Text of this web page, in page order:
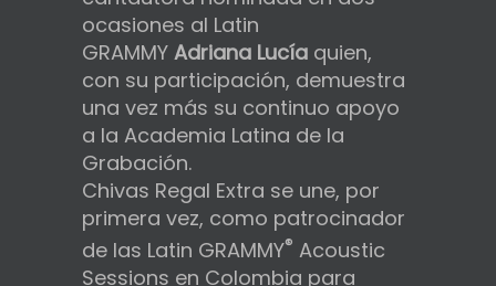
ocasiones al Latin
GRAMMY Adriana Lucía quien,
con su participación, demuestra
una vez más su continuo apoyo
a la Academia Latina de la
Grabación.
Chivas Regal Extra se une, por
primera vez, como patrocinador
de las Latin GRAMMY® Acoustic
Sessions en Colombia para